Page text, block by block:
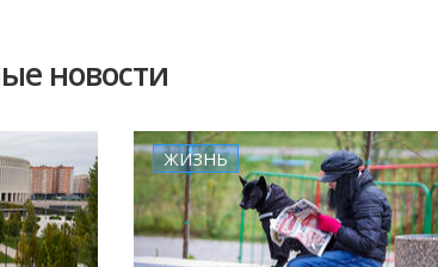
новости
ЖИЗНЬ